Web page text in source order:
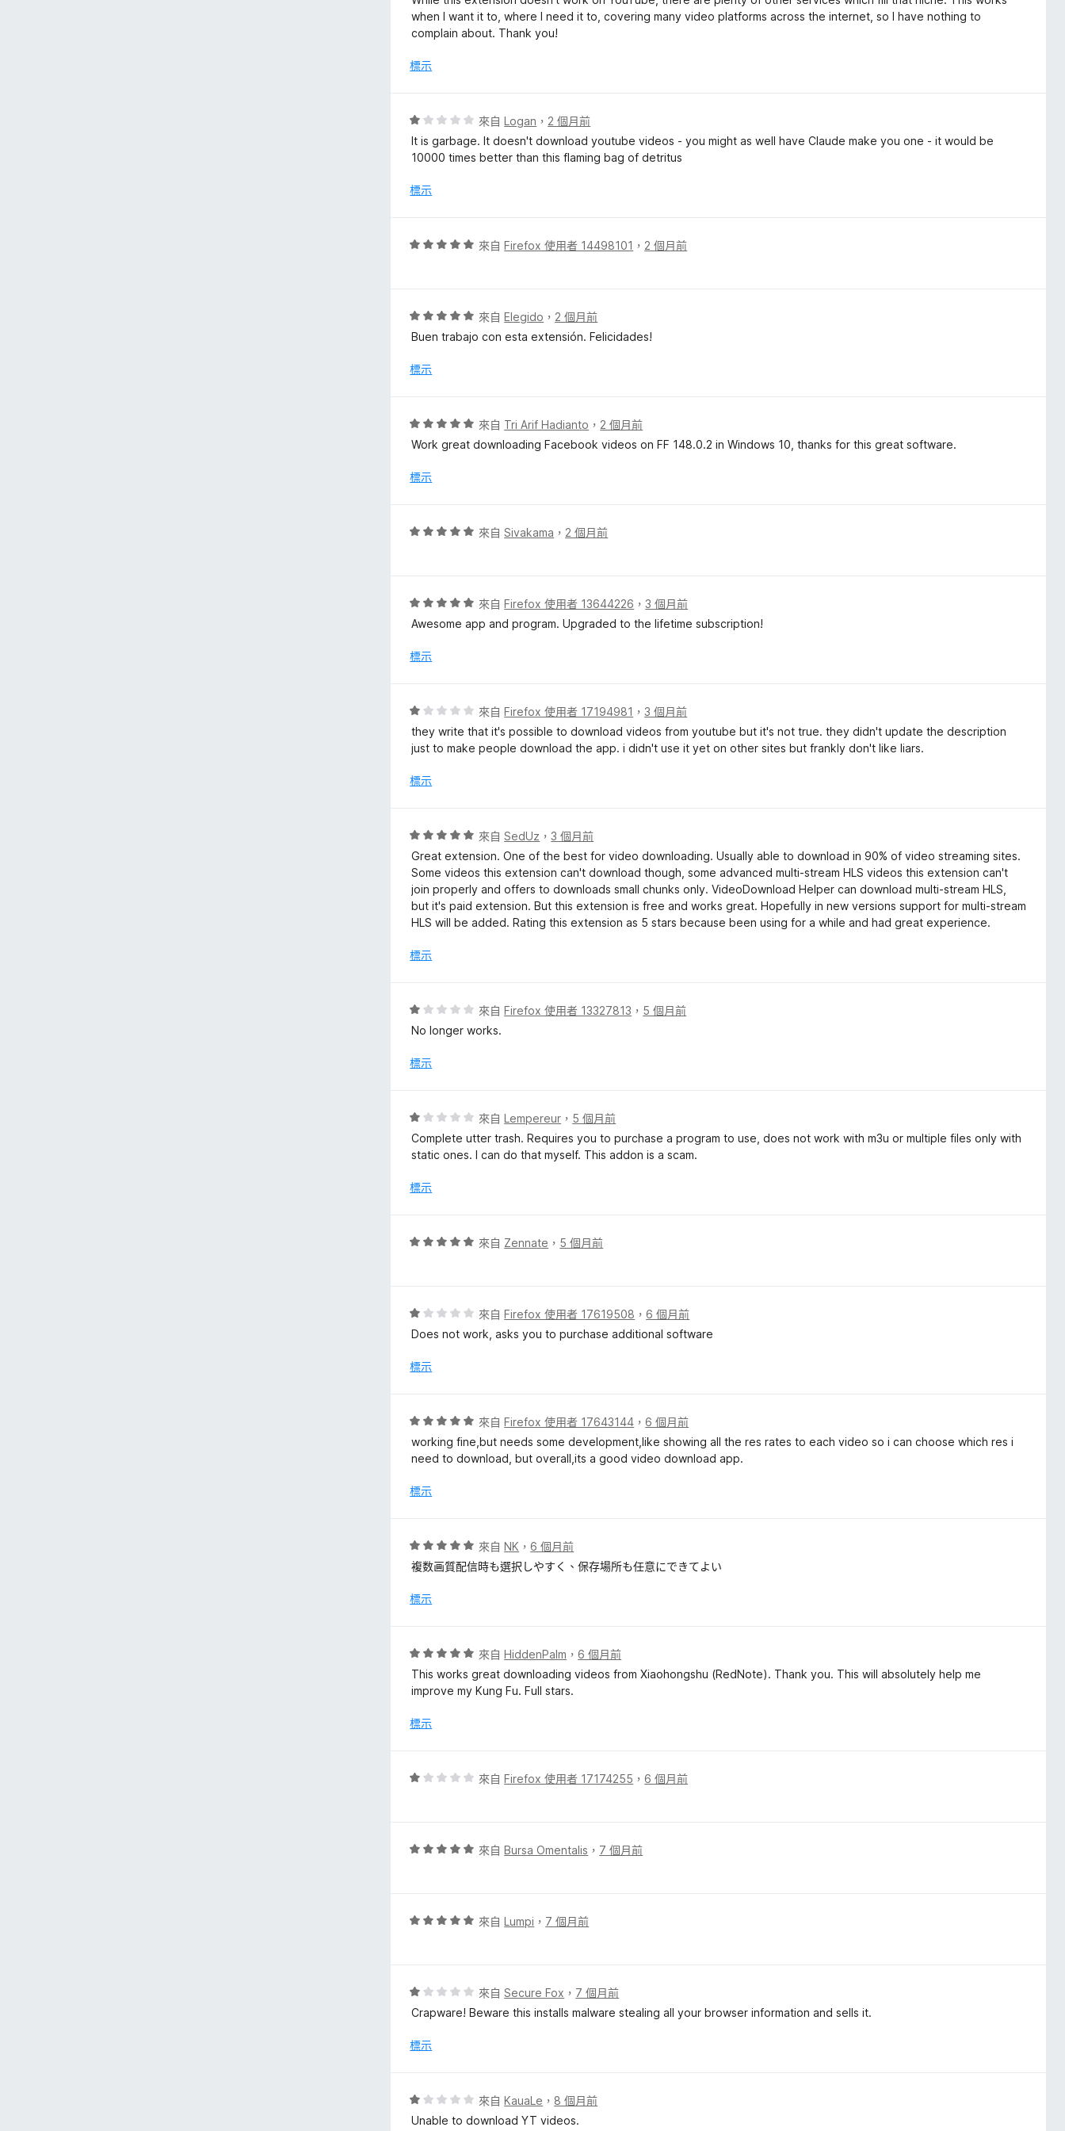
分
5
分
5
分
滿
分
when I want it to, where I need it to, covering many video platforms across the internet, so I have nothing to
complain about. Thank you!
標示
評
價
1
，
5
分
來自Logan ， 2 個月前
It is garbage. It doesn't download youtube videos - you might as well have Claude make you one - it would be
10000 times better than this flaming bag of detritus
標示
評
，
分
5
分
來自Firefox 使用者 14498101 ， 2 個月前
評
價
分
分
5
分
來自Elegido ， 2 個月前
Buen trabajo con esta extensión. Felicidades!
標示
評
價
分
分
5
來自 Tri Arif Hadianto ， 2 個月前
Work great downloading Facebook videos on FF 148.0.2 in Windows 10, thanks for this great software.
標示
評
，
分
5
分
來自Sivakama ， 2 個月前
評
價
分
分
5
分
來自Firefox 使用者 13644226 ，3 個月前
Awesome app and program. Upgraded to the lifetime subscription!
標示
評
價
1
，
5
分
來自Firefox 使用者 17194981 ，3 個月前
they write that it's possible to download videos from youtube but it's not true. they didn't update the description
just to make people download the app. i didn't use it yet on other sites but frankly don't like liars.
標示
評
價
5
分
，
滿
5
來自SedUz ，3 個月前
Great extension. One of the best for video downloading. Usually able to download in 90% of video streaming sites.
Some videos this extension can't download though, some advanced multi-stream HLS videos this extension can't
join properly and offers to downloads small chunks only. VideoDownload Helper can download multi-stream HLS,
but it's paid extension. But this extension is free and works great. Hopefully in new versions support for multi-stream
HLS will be added. Rating this extension as 5 stars because been using for a while and had great experience.
標示
評
價
分
分
5
分
來自Firefox 使用者 13327813 ， 5 個月前
No longer works.
標示
評
價
1
，
5
分
來自Lempereur ， 5 個月前
Complete utter trash. Requires you to purchase a program to use, does not work with m3u or multiple files only with
static ones. I can do that myself. This addon is a scam.
標示
評
，
分
5
分
來自 Zennate ， 5 個月前
評
價
分
分
5
分
來自Firefox 使用者 17619508 ， 6 個月前
Does not work, asks you to purchase additional software
標示
評
價
5
，
5
分
來自Firefox 使用者 17643144 ， 6 個月前
working fine,but needs some development,like showing all the res rates to each video so i can choose which res i
need to download, but overall,its a good video download app.
標示
評
價
分
分
5
分
來自NK ， 6 個月前
複数画質配信時も選択しやすく、保存場所も任意にできてよい
標示
評
價
5
，
5
分
來自HiddenPalm ， 6 個月前
This works great downloading videos from Xiaohongshu (RedNote). Thank you. This will absolutely help me
improve my Kung Fu. Full stars.
標示
評
，
來自Firefox 使用者 17174255 ， 6 個月前
評
，
來自Bursa Omentalis ， 7 個月前
評
，
分
5
分
來自Lumpi ， 7 個月前
評
價
分
分
5
分
來自Secure Fox ， 7 個月前
Crapware! Beware this installs malware stealing all your browser information and sells it.
標示
評
價
來自KauaLe ， 8 個月前
Unable to download YT videos.